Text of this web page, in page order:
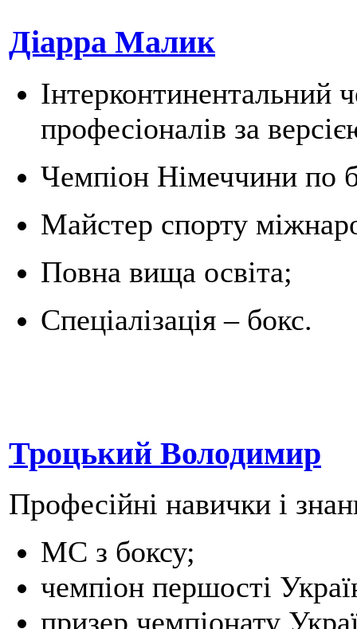
Діарра Малик
Інтерконтинентальний
професіоналів за
Чемпіон Німеччини по
Майстер спорту
Повна вища освіта;
Спеціалізація – бокс.
Троцький Володимир
Професійні навички і
МС з боксу;
чемпіон першості
призер чемпіонату